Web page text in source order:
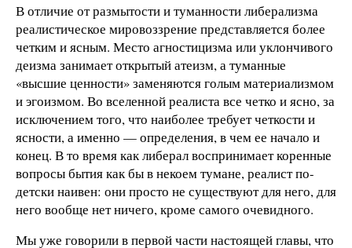
В отличие от размытости и туманности либерализма
реалистическое мировоззрение представляется более
четким и ясным. Место агностицизма или уклончивого
деизма занимает открытый атеизм, а туманные
«высшие ценности» заменяются голым материализмом
и эгоизмом. Во вселенной реалиста все четко и ясно, за
исключением того, что наиболее требует четкости и
ясности, а именно — определения, в чем ее начало и
конец. В то время как либерал воспринимает коренные
вопросы бытия как бы в некоем тумане, реалист по-
детски наивен: они просто не существуют для него, для
него вообще нет ничего, кроме самого очевидного.
Мы уже говорили в первой части настоящей главы, что